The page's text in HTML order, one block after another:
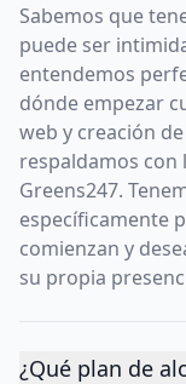
Sabemos que
puede ser
entendemos
dónde empezar
web y creación
respaldamos con
Greens247.
específicamente
comienzan y
su propia
¿Qué plan de